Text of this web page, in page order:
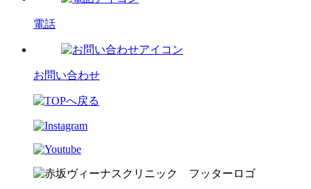
電話
お問い合わせ